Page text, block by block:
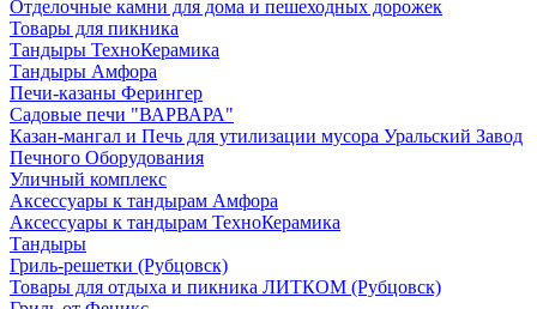
Отделочные камни для дома и пешеходных дорожек
Товары для пикника
Тандыры ТехноКерамика
Тандыры Амфора
Печи-казаны Ферингер
Садовые печи "ВАРВАРА"
Казан-мангал и Печь для утилизации мусора Уральский Завод
Печного Оборудования
Уличный комплекс
Аксессуары к тандырам Амфора
Аксессуары к тандырам ТехноКерамика
Тандыры
Гриль-решетки (Рубцовск)
Товары для отдыха и пикника ЛИТКОМ (Рубцовск)